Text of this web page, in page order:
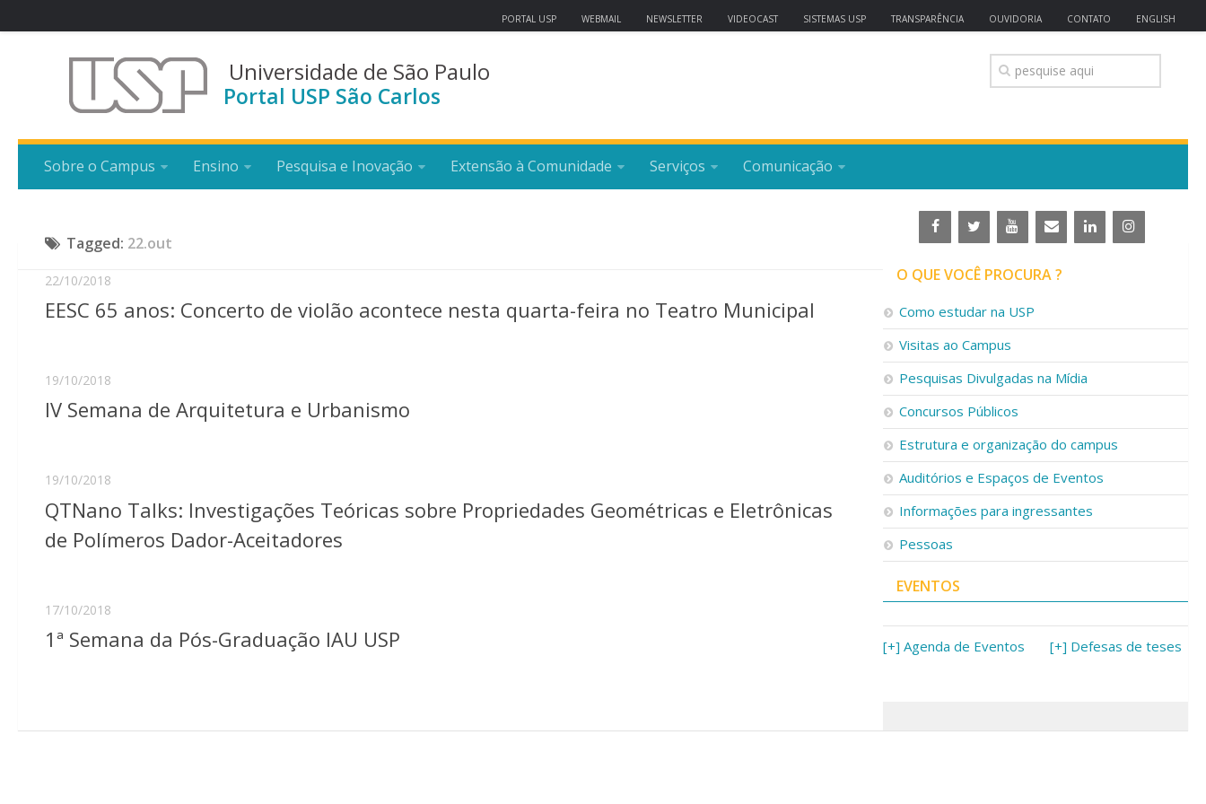
PORTAL USP WEBMAIL NEWSLETTER VIDEOCAST SISTEMAS USP TRANSPARÊNCIA OUVIDORIA CONTATO ENGLISH
Universidade de São Paulo
Portal USP São Carlos
Sobre o Campus Ensino Pesquisa e Inovação Extensão à Comunidade Serviços Comunicação
Tagged: 22.out
22/10/2018
EESC 65 anos: Concerto de violão acontece nesta quarta-feira no Teatro Municipal
19/10/2018
IV Semana de Arquitetura e Urbanismo
19/10/2018
QTNano Talks: Investigações Teóricas sobre Propriedades Geométricas e Eletrônicas
de Polímeros Dador-Aceitadores
17/10/2018
1ª Semana da Pós-Graduação IAU USP
O QUE VOCÊ PROCURA ?
Como estudar na USP
Visitas ao Campus
Pesquisas Divulgadas na Mídia
Concursos Públicos
Estrutura e organização do campus
Auditórios e Espaços de Eventos
Informações para ingressantes
Pessoas
EVENTOS
[+] Agenda de Eventos [+] Defesas de teses